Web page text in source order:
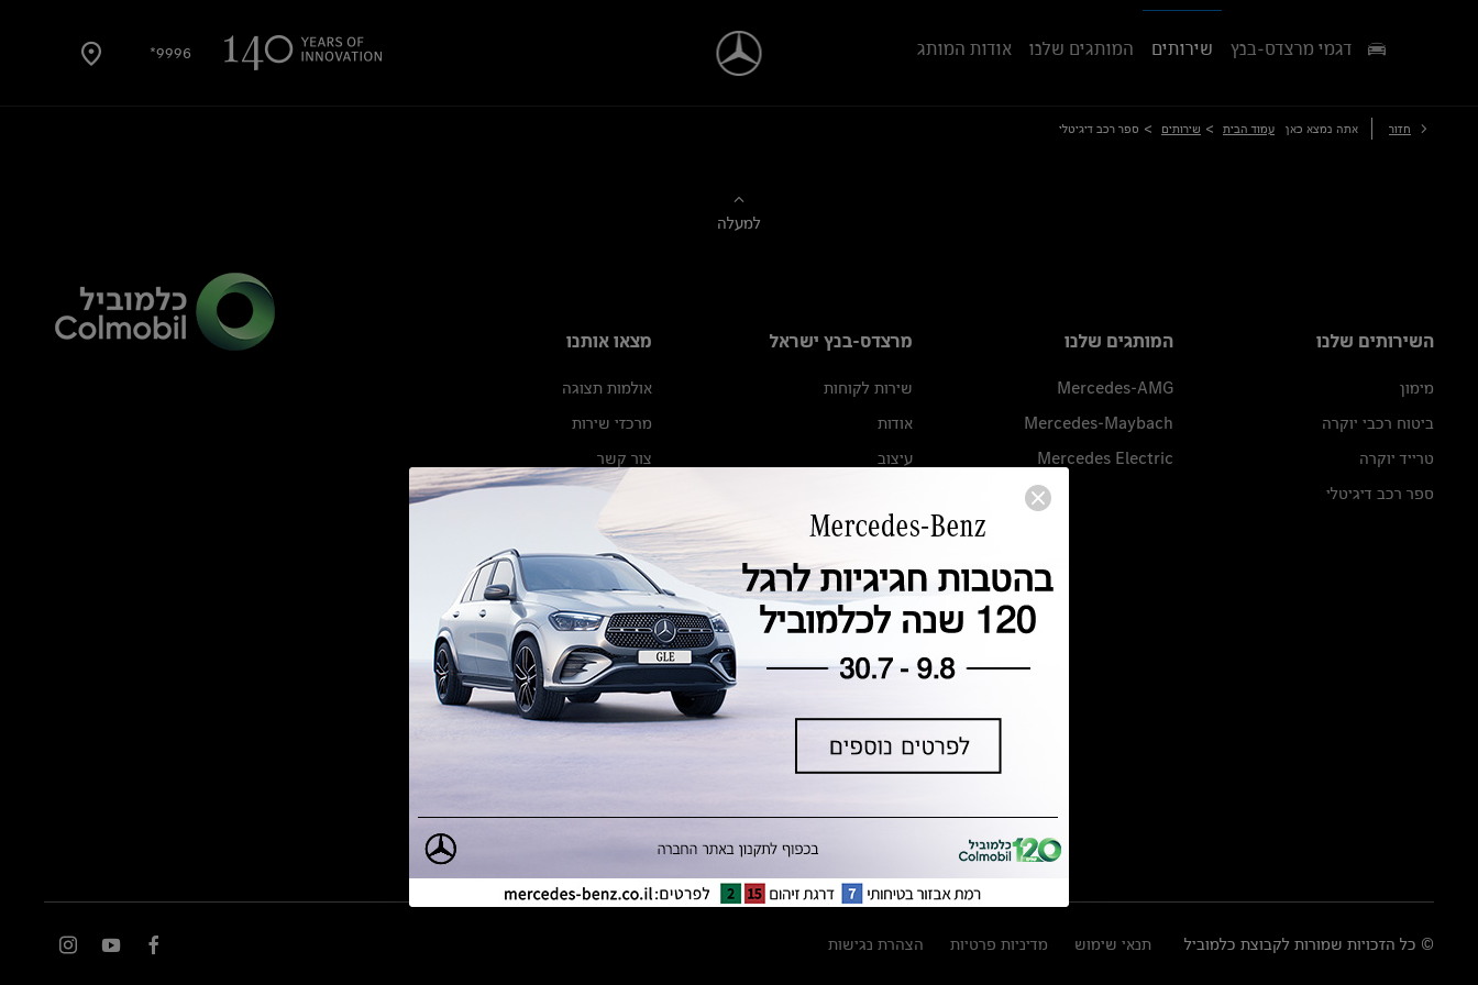
9996* דגמי מרצדס-בנץ שירותים המותגים שלנו אודות המותג
חזור אתה נמצא כאן עמוד הבית > שירותים > ספר רכב דיגיטלי
למעלה
השירותים שלנו
מימון
ביטוח רכבי יוקרה
טרייד יוקרה
ספר רכב דיגיטלי
המותגים שלנו
Mercedes-AMG
Mercedes-Maybach
Mercedes Electric
מרצדס-בנץ ישראל
שירות לקוחות
אודות
עיצוב
מגזין מרצדס-בנץ
ספרי רכב מרצדס-בנץ
נתוני זיהום אוויר וצריכת דלק וחשמל
נתוני תווית צמיגים
מחירון חלפים
הודעה על הטבות לרכבי מרצדס בהסדר
מצאו אותנו
אולמות תצוגה
מרכזי שירות
צור קשר
© כל הזכויות שמורות לקבוצת כלמוביל תנאי שימוש מדיניות פרטיות הצהרת נגישות